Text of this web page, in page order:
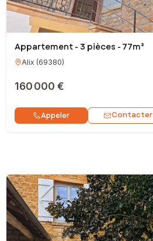
Appartement - 3 pièces - 77m²
Alix (69380)
160 000 €
Appeler Contacter